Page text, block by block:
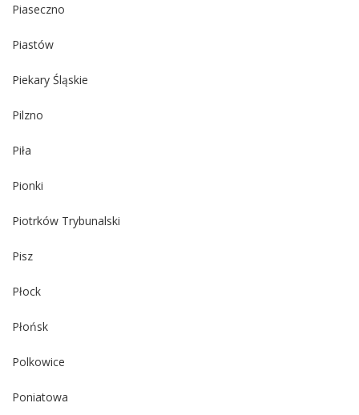
Piaseczno
Piastów
Piekary Śląskie
Pilzno
Piła
Pionki
Piotrków Trybunalski
Pisz
Płock
Płońsk
Polkowice
Poniatowa